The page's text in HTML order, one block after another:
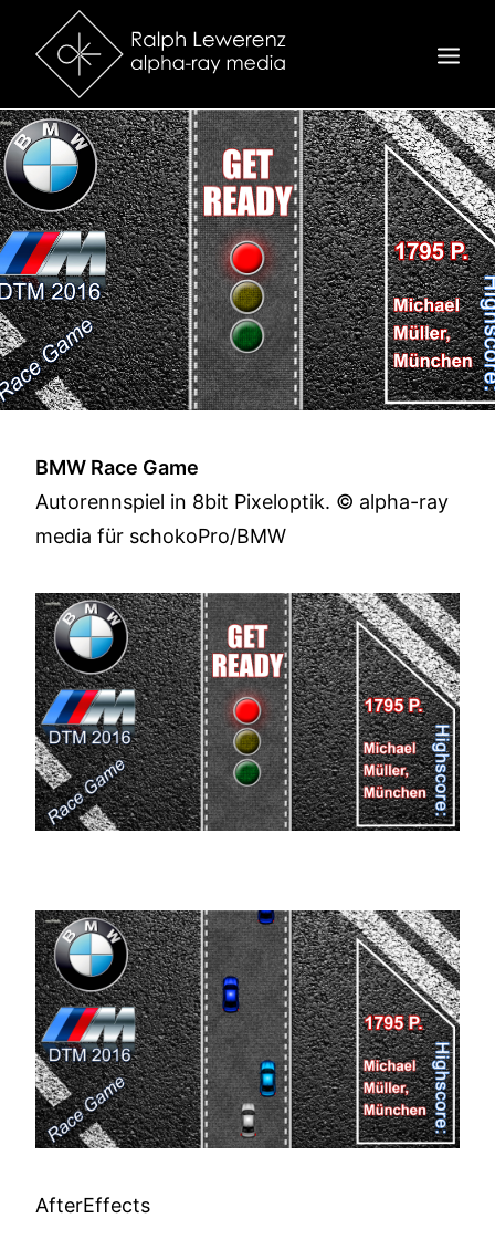
STARTSEITE
3D
VIDEO
MOTION
KONTAKT
BMW Race Game
Autorennspiel in 8bit Pixeloptik. © alpha-ray
media für schokoPro/BMW
AfterEffects